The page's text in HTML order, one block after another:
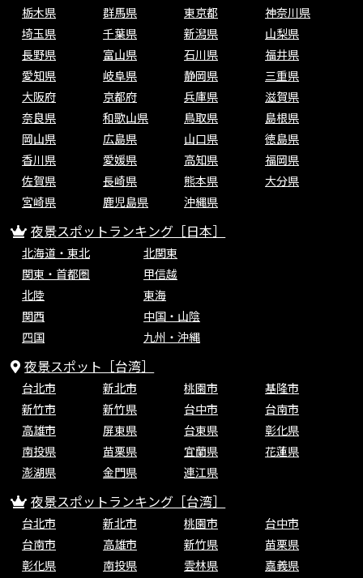
栃木県
群馬県 東京都
神奈川県
埼玉県
千葉県 新潟県
山梨県
長野県
富山県 石川県
福井県
愛知県
岐阜県 静岡県
三重県
大阪府
京都府 兵庫県
滋賀県
奈良県
和歌山県 鳥取県
島根県
岡山県
広島県 山口県
徳島県
香川県
愛媛県 高知県
福岡県
佐賀県
長崎県 熊本県
大分県
宮崎県
鹿児島県 沖縄県
夜景スポットランキング［日本］
北海道・東北
北関東
関東・首都圏
甲信越
北陸
東海
関西
中国・山陰
四国
九州・沖縄
夜景スポット［台湾］
台北市 新北市 桃園市
基隆市
新竹市
新竹県 台中市
台南市
高雄市
屏東県 台東県
彰化県
南投県
苗栗県 宜蘭県
花蓮県
澎湖県
金門県 連江県
夜景スポットランキング［台湾］
台北市 新北市 桃園市
台中市
台南市
高雄市 新竹県
苗栗県
彰化県
南投県 雲林県
嘉義県